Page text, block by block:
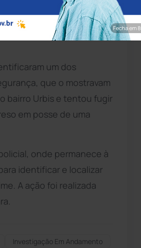
dos Santos, de 51
de uma residência, no
um dos
que o mostravam
bairro Urbis e tentou fugir
em posse de uma
onde permanece à
identificar e localizar
A ação foi realizada
Investigação Em Andamento
Fecha em